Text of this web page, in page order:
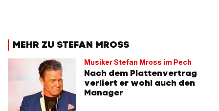
MEHR ZU STEFAN MROSS
Musiker Stefan Mross im Pech
Nach dem Plattenvertrag
verliert er wohl auch den
Manager